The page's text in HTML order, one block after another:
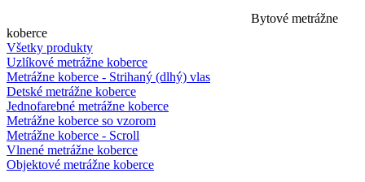
Bytové metrážne
koberce
Všetky produkty
Uzlíkové metrážne koberce
Metrážne koberce - Strihaný (dlhý) vlas
Detské metrážne koberce
Jednofarebné metrážne koberce
Metrážne koberce so vzorom
Metrážne koberce - Scroll
Vlnené metrážne koberce
Objektové metrážne koberce